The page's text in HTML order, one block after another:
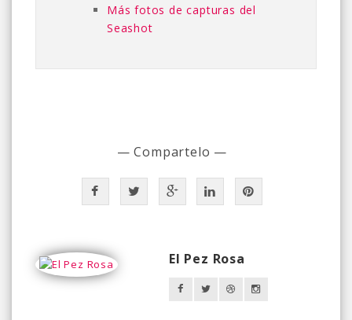
Más fotos de capturas del
Seashot
— Compartelo —
El Pez Rosa